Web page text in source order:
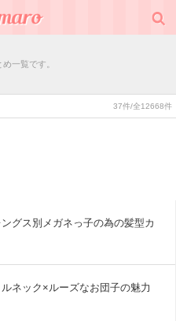
一覧です。
37件/全12668件
グス別メガネっ子の為の髪型カ
ネック×ルーズなお団子の魅力